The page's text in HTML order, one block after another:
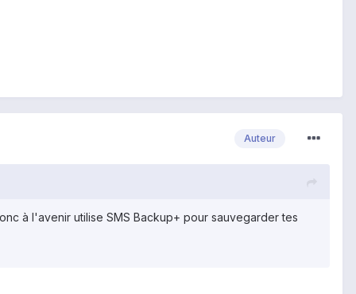
Auteur
à l'avenir utilise SMS Backup+ pour sauvegarder tes